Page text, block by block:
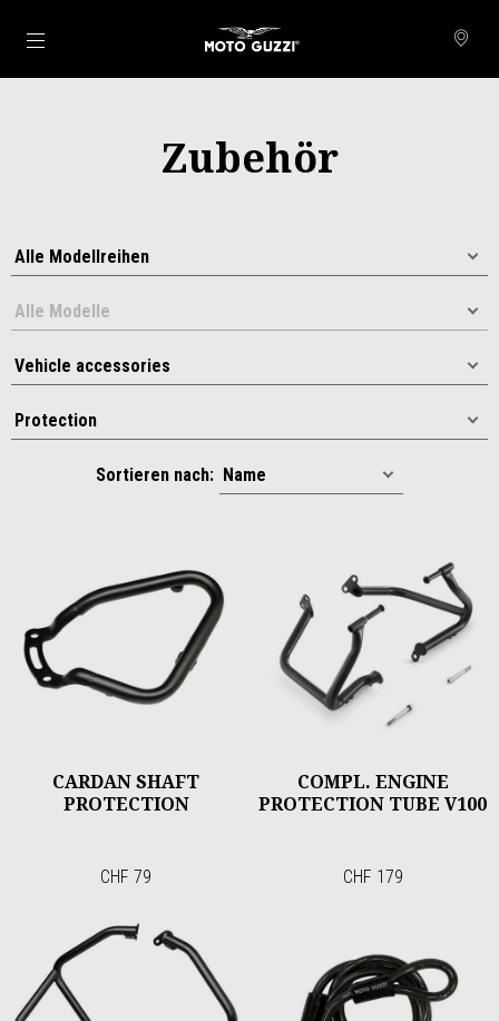
Skip to content
Zubehör
Sortieren nach:
CARDAN SHAFT
PROTECTION
CHF 79
COMPL. ENGINE
PROTECTION TUBE V100
CHF 179